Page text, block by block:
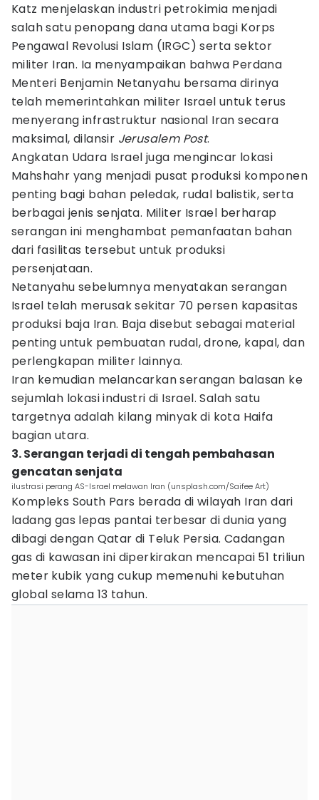
Katz menjelaskan industri petrokimia menjadi
salah satu penopang dana utama bagi Korps
Pengawal Revolusi Islam (IRGC) serta sektor
militer Iran. Ia menyampaikan bahwa Perdana
Menteri Benjamin Netanyahu bersama dirinya
telah memerintahkan militer Israel untuk terus
menyerang infrastruktur nasional Iran secara
maksimal, dilansir Jerusalem Post.
Angkatan Udara Israel juga mengincar lokasi
Mahshahr yang menjadi pusat produksi komponen
penting bagi bahan peledak, rudal balistik, serta
berbagai jenis senjata. Militer Israel berharap
serangan ini menghambat pemanfaatan bahan
dari fasilitas tersebut untuk produksi
persenjataan.
Netanyahu sebelumnya menyatakan serangan
Israel telah merusak sekitar 70 persen kapasitas
produksi baja Iran. Baja disebut sebagai material
penting untuk pembuatan rudal, drone, kapal, dan
perlengkapan militer lainnya.
Iran kemudian melancarkan serangan balasan ke
sejumlah lokasi industri di Israel. Salah satu
targetnya adalah kilang minyak di kota Haifa
bagian utara.
3. Serangan terjadi di tengah pembahasan
gencatan senjata
ilustrasi perang AS-Israel melawan Iran (unsplash.com/Saifee Art)
Kompleks South Pars berada di wilayah Iran dari
ladang gas lepas pantai terbesar di dunia yang
dibagi dengan Qatar di Teluk Persia. Cadangan
gas di kawasan ini diperkirakan mencapai 51 triliun
meter kubik yang cukup memenuhi kebutuhan
global selama 13 tahun.